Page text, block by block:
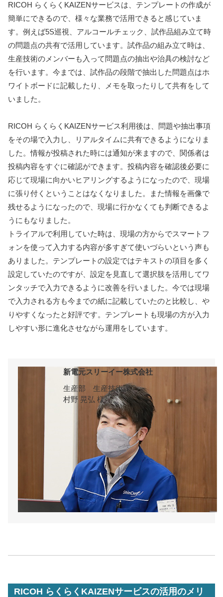
RICOH らくらくKAIZENサービスは、テンプレートの作成が
簡単にできるので、様々な業務で活用できると感じていま
す。例えば5S巡視、アルコールチェック、試作品組み立て時
の問題点の共有で活用しています。試作品の組み立て時は、
生産技術のメンバーも入って問題点の抽出や治具の検討など
を行います。今までは、試作品の段階で抽出した問題点はホ
ワイトボードに記載したり、メモを取ったりして共有をして
いました。
RICOH らくらくKAIZENサービス利用後は、問題や抽出事項
をその場で入力し、リアルタイムに共有できるようになりま
した。情報が投稿された時には通知が来ますので、関係者は
投稿内容をすぐに確認ができます。投稿内容を確認後必要に
応じて現場に向かいヒアリングするようになったので、現場
に張り付くということはなくなりました。また情報を画像で
残せるようになったので、現場に行かなくても判断できるよ
うにもなりました。
トライアルで利用していた時は、現場の方からでスマートフ
ォンを使って入力する内容が多すぎて使いづらいという声も
ありました。テンプレートの設定ではテキストの項目を多く
設定していたのですが、設定を見直して選択肢を活用してワ
ンタッチで入力できるように改善を行いました。今では現場
で入力される方も今までの紙に記載していたのと比較し、や
りやすくなったと好評です。テンプレートも現場の方が入力
しやすい形に進化させながら運用をしています。
新電元スリーイー株式会社
生産部 生産技術課
村野 晃弘 様
RICOH らくらくKAIZENサービスの活用のメリ